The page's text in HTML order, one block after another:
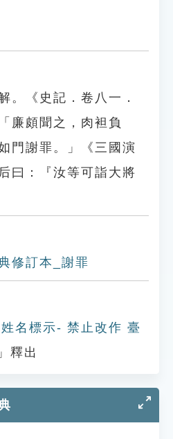
。《史記．卷八一．
廉頗聞之，肉袒負
門謝罪。」《三國演
曰：『汝等可詣大將
修訂本_謝罪
名標示- 禁止改作 臺
釋出